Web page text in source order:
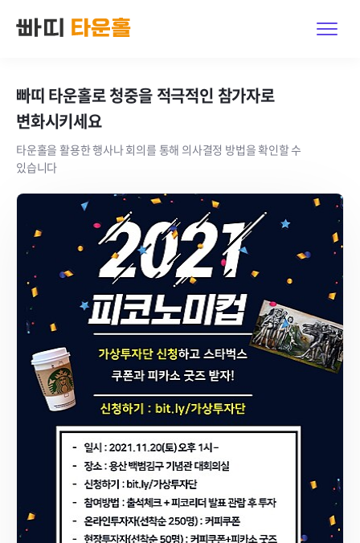
빠띠 타운홀로 청중을 적극적인 참가자로
변화시키세요
타운홀을 활용한 행사나 회의를 통해 의사결정 방법을 확인할 수
있습니다
빠띠 타운홀이란?
가격
문의하기
로그인 · 가입
체험하기
한국어|English